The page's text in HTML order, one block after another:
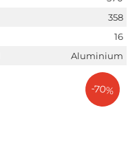
358
16
Aluminium
-70%